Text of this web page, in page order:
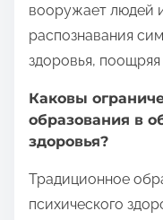
вооружает людей
распознавания
здоровья,
Каковы
образования в
здоровья?
Традиционное
психического